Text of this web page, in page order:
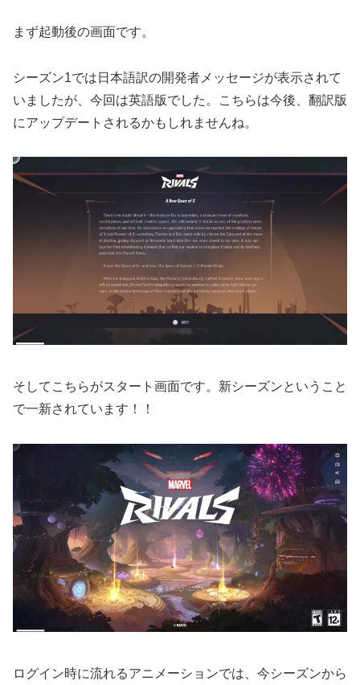
まず起動後の画面です。
シーズン1では日本語訳の開発者メッセージが表示されて
いましたが、今回は英語版でした。こちらは今後、翻訳版
にアップデートされるかもしれませんね。
そしてこちらがスタート画面です。新シーズンということ
で一新されています！！
ログイン時に流れるアニメーションでは、今シーズンから